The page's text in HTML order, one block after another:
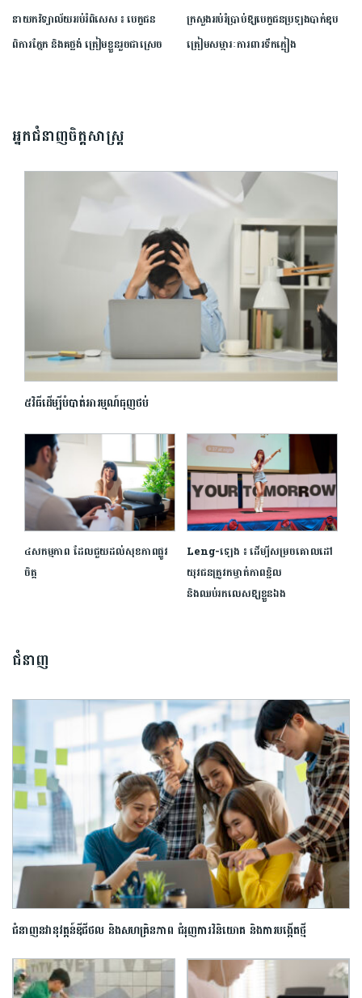
នាយក​វិទ្យាល័យ​អប់រំ​ពិសេស​ ​៖ ​បេក្ខជន​
ពិការ​ភ្នែក​ និង​គថ្លង់​ ត្រៀមខ្លួន​រួច​ជាស្រេច​
ក្រសួង​អប់រំ​ប្រាប់​ឱ្យ​បេក្ខជន​ប្រឡង​បាក់ឌុប​
ត្រៀម​សម្ភារៈ​ការពារ​ទឹកភ្លៀង​
អ្នកជំនាញចិត្តសាស្រ្ត
៥វិធីដើម្បីបំបាត់អារម្មណ៍ធុញថប់
៤សកម្មភាព ដែលជួយដល់សុខភាពផ្លូវ
ចិត្ត
Leng-ឡេង ៖ ដើម្បីសម្រចគោលដៅ
យុវជនត្រូវកម្ចាត់ភាពខ្ជិល
និងឈប់រកលេសឱ្យខ្លួនឯង
ជំនាញ
ជំនាញ​នវានុវត្តន៍​ឌីជីថល និង​សហគ្រិនភាព ជំរុញ​ការ​វិនិយោគ និង​ការ​បង្កើត​ថ្មី